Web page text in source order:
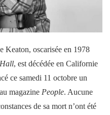
Keaton, oscarisée en 1978
, est décédée en Californie
ce samedi 11 octobre un
magazine People. Aucune
de sa mort n’ont été